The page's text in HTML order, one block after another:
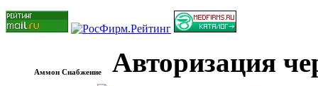
Аммон Снабжение
Авторизация